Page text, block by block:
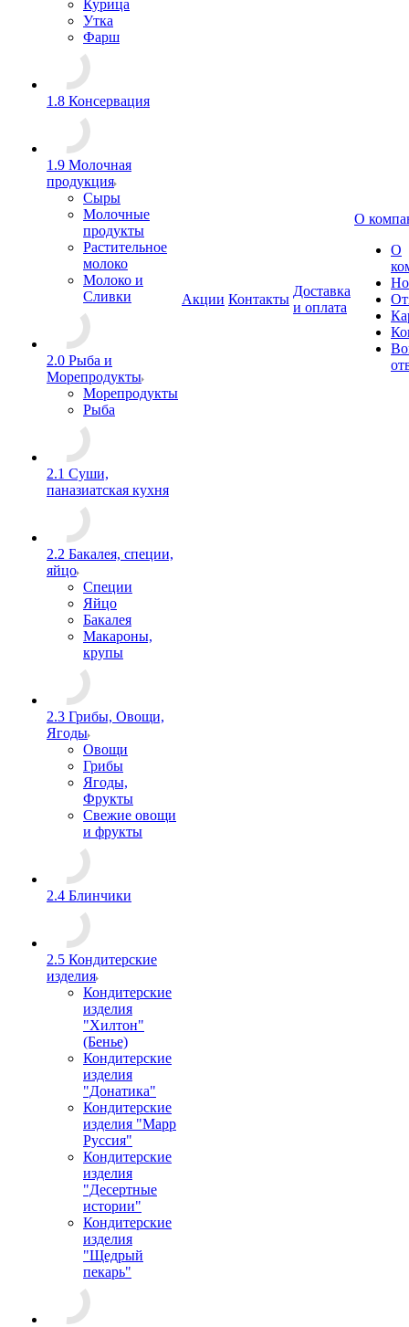
Курица
Утка
Фарш
1.8 Консервация
1.9 Молочная
продукция
Сыры
Молочные
продукты
Растительное
молоко
Молоко и
Сливки
2.0 Рыба и
Морепродукты
Морепродукты
Рыба
2.1 Суши,
паназиатская кухня
2.2 Бакалея, специи,
яйцо
Специи
Яйцо
Бакалея
Макароны,
крупы
2.3 Грибы, Овощи,
Ягоды
Овощи
Грибы
Ягоды,
Фрукты
Свежие овощи
и фрукты
2.4 Блинчики
2.5 Кондитерские
изделия
Кондитерские
изделия
"Хилтон"
(Бенье)
Кондитерские
изделия
"Донатика"
Кондитерские
изделия "Марр
Руссия"
Кондитерские
изделия
"Десертные
истории"
Кондитерские
изделия
"Щедрый
пекарь"
Акции Контакты
Доставка
и оплата
О
О